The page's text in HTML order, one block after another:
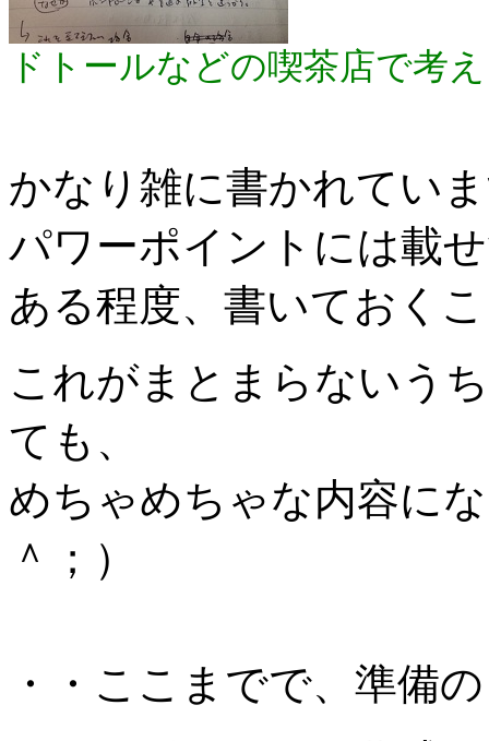
ドトールなどの喫茶店で考
かなり雑に書かれてい
パワーポイントには載
ある程度、書いておく
これがまとまらないう
ても、
めちゃめちゃな内容に
＾；）
・・ここまでで、準備